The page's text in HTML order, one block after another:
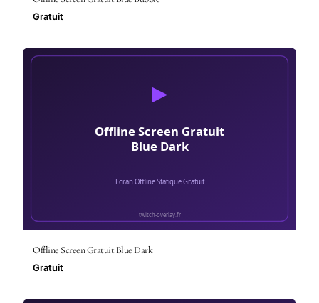
Gratuit
Offline Screen Gratuit Blue Dark
Gratuit